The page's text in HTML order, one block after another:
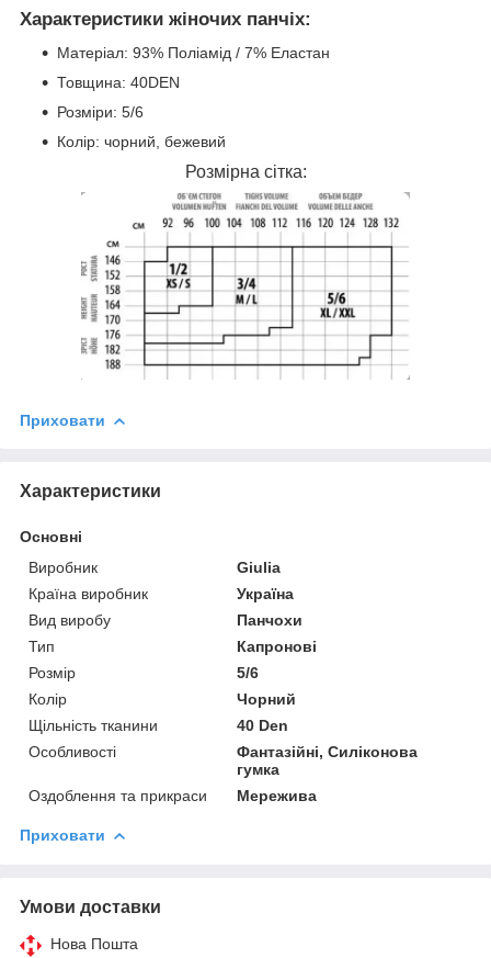
Характеристики жіночих панчіх:
Матеріал: 93% Поліамід / 7% Еластан
Товщина: 40DEN
Розміри: 5/6
Колір: чорний, бежевий
Розмірна сітка:
Приховати
Характеристики
Основні
Виробник
Giulia
Країна виробник
Україна
Вид виробу
Панчохи
Тип
Капронові
Розмір
5/6
Колір
Чорний
Щільність тканини
40 Den
Особливості
Фантазійні, Силіконова
гумка
Оздоблення та прикраси
Мережива
Приховати
Умови доставки
Нова Пошта